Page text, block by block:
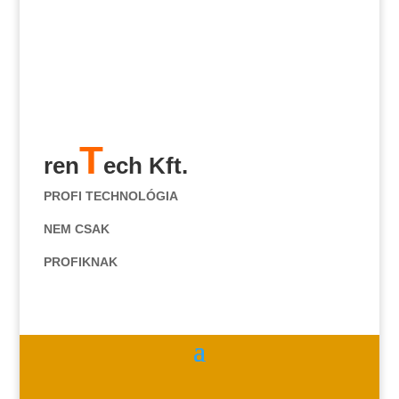
renTech Kft.
PROFI TECHNOLÓGIA
NEM CSAK
PROFIKNAK